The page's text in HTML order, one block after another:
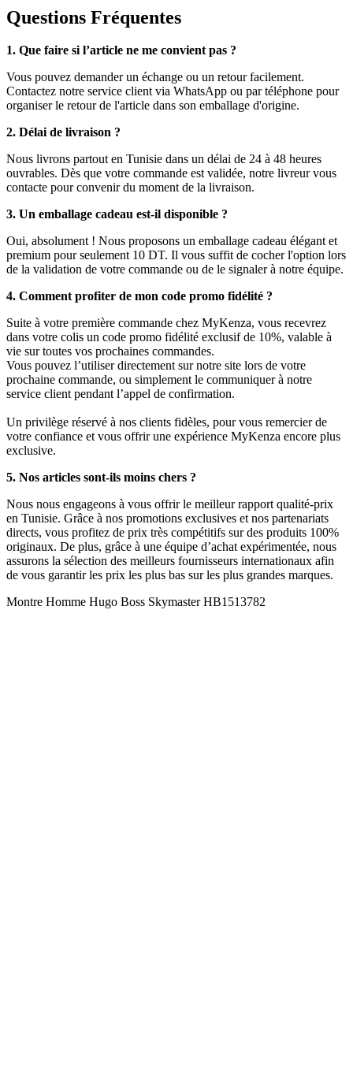
Questions Fréquentes
1. Que faire si l’article ne me convient pas ?
Vous pouvez demander un échange ou un retour facilement.
Contactez notre service client via WhatsApp ou par téléphone pour
organiser le retour de l'article dans son emballage d'origine.
2. Délai de livraison ?
Nous livrons partout en Tunisie dans un délai de 24 à 48 heures
ouvrables. Dès que votre commande est validée, notre livreur vous
contacte pour convenir du moment de la livraison.
3. Un emballage cadeau est-il disponible ?
Oui, absolument ! Nous proposons un emballage cadeau élégant et
premium pour seulement 10 DT. Il vous suffit de cocher l'option lors
de la validation de votre commande ou de le signaler à notre équipe.
4. Comment profiter de mon code promo fidélité ?
Suite à votre première commande chez MyKenza, vous recevrez
dans votre colis un code promo fidélité exclusif de 10%, valable à
vie sur toutes vos prochaines commandes.
Vous pouvez l’utiliser directement sur notre site lors de votre
prochaine commande, ou simplement le communiquer à notre
service client pendant l’appel de confirmation.
Un privilège réservé à nos clients fidèles, pour vous remercier de
votre confiance et vous offrir une expérience MyKenza encore plus
exclusive.
5. Nos articles sont-ils moins chers ?
Nous nous engageons à vous offrir le meilleur rapport qualité-prix
en Tunisie. Grâce à nos promotions exclusives et nos partenariats
directs, vous profitez de prix très compétitifs sur des produits 100%
originaux. De plus, grâce à une équipe d’achat expérimentée, nous
assurons la sélection des meilleurs fournisseurs internationaux afin
de vous garantir les prix les plus bas sur les plus grandes marques.
Montre Homme Hugo Boss Skymaster HB1513782